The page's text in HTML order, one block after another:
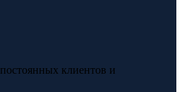
клиентов и